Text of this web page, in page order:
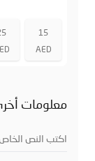
15
AED
معلومات
اكتب النص